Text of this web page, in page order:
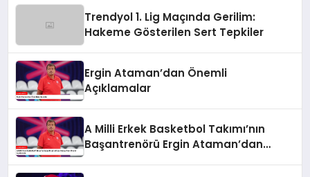
Trendyol 1. Lig Maçında Gerilim:
Hakeme Gösterilen Sert Tepkiler
Ergin Ataman’dan Önemli
Açıklamalar
A Milli Erkek Basketbol Takımı’nın
Başantrenörü Ergin Ataman’dan